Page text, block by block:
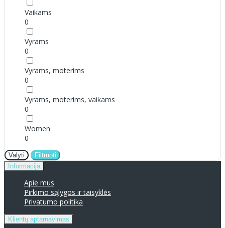
Vaikams
0
Vyrams
0
Vyrams, moterims
0
Vyrams, moterims, vaikams
0
Women
0
Valyti
Filtruoti
Informacija
Apie mus
Pirkimo sąlygos ir taisyklės
Privatumo politika
Klientų aptarnavimas